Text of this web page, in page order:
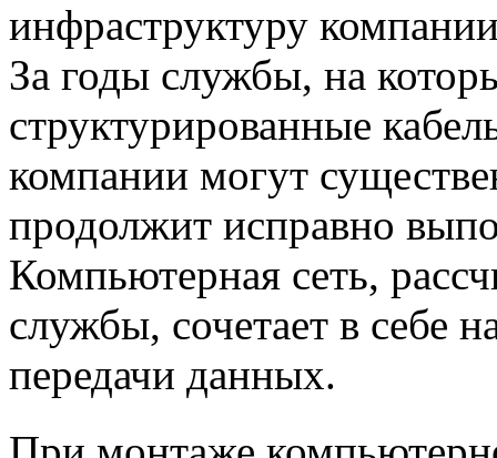
инфраструктуру
За годы службы, на
структурированные
компании могут
продолжит исправно
Компьютерная сеть,
службы, сочетает в себе
передачи данных.